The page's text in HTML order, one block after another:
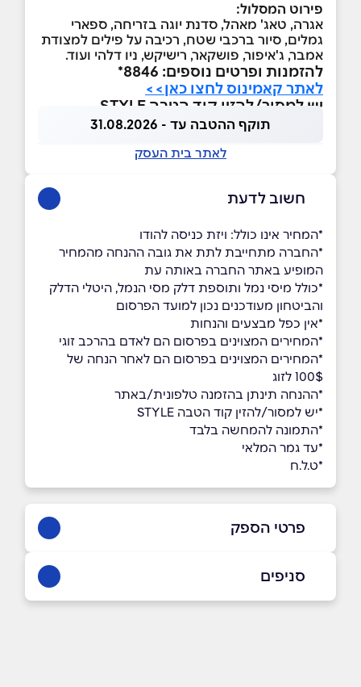
פירוט המסלול:
אגרה, טאג' מאהל, סדנת יוגה בזריחה, ספארי
גמלים, סיור ברכבי שטח, רכיבה על פילים למצודת
אמבר, ג'איפור, פושקאר, רישיקש, ניו דלהי ועוד.
להזמנות ופרטים נוספים: 8846*
לאתר קאמינוס לחצו כאן>>
יש למסור/להזין קוד הטבה STYLE
תוקף ההטבה עד - 31.08.2026
לאתר בית העסק
חשוב לדעת
*המחיר אינו כולל: ויזת כניסה להודו
*החברה מתחייבת לתת את גובה ההנחה מהמחיר
המופיע באתר החברה באותה עת
*כולל מיסי נמל ותוספת דלק מסי הנמל, היטלי הדלק
והביטחון מעודכנים נכון למועד הפרסום
*אין כפל מבצעים והנחות
*המחירים המצוינים בפרסום הם לאדם בהרכב זוגי
*המחירים המצוינים בפרסום הם לאחר הנחה של
100$ לזוג
*ההנחה תינתן בהזמנה טלפונית/באתר
*יש למסור/להזין קוד הטבה STYLE
*התמונה להמחשה בלבד
*עד גמר המלאי
*ט.ל.ח
פרטי הספק
באתר
סניפים